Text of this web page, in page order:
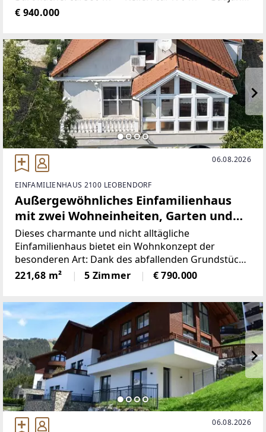
/ Erweiterung: 2002 * Nutzung: Büro / Praxis /
€ 940.000
06.08.2026
EINFAMILIENHAUS 2100 LEOBENDORF
Außergewöhnliches Einfamilienhaus
mit zwei Wohneinheiten, Garten und
Gästehaus – am Ortsrand im Grünen
und dennoch stadtnah
Dieses charmante und nicht alltägliche
Einfamilienhaus bietet ein Wohnkonzept der
besonderen Art: Dank des abfallenden Grundstücks
verfügt das Gebäude über zwei getrennte
Wohneinheiten auf jeweils ebenerdig zugänglichen
Geschossen – mit direktem Zugang
221,68 m² 5 Zimmer € 790.000
06.08.2026